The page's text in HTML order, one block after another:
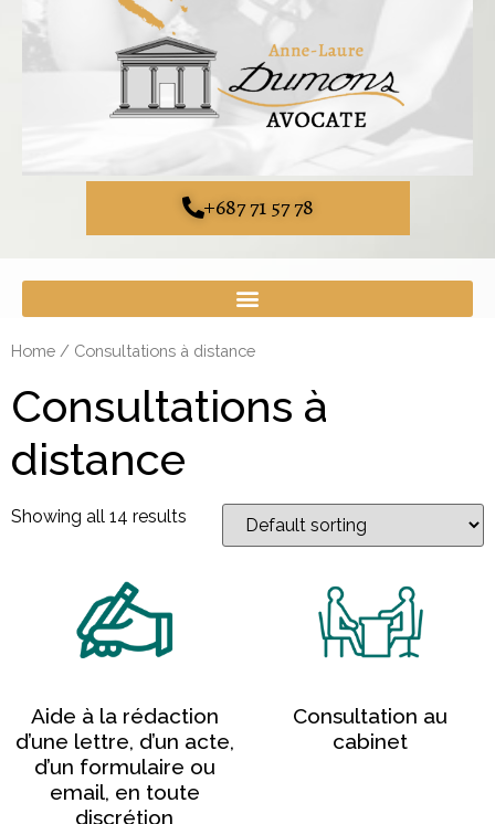
+687 71 57 78
Home / Consultations à distance
Consultations à
distance
Showing all 14 results
Aide à la rédaction
d’une lettre, d’un acte,
d’un formulaire ou
email, en toute
discrétion
Consultation au
cabinet